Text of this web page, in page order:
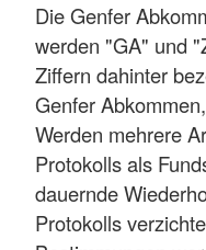
Die Genfer
werden "GA" und
Ziffern dahinter
Genfer
Werden mehrere
Protokolls als
dauernde
Protokolls